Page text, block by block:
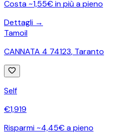
Costa ~1,55€ in più a pieno
Dettagli →
Tamoil
CANNATA 4 74123, Taranto
Self
€1,919
Risparmi ~4,45€ a pieno